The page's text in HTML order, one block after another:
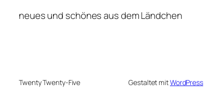
neues und schönes aus dem Ländchen
Twenty Twenty-Five Gestaltet mitWordPress